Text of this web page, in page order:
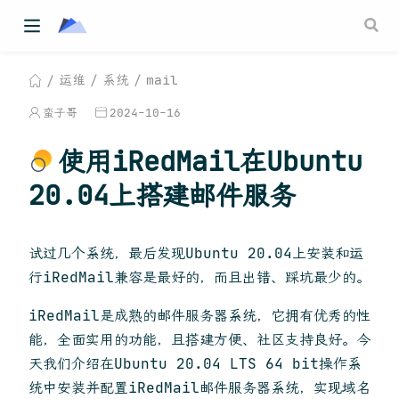
运维 系统 mail
蛮子哥 2024-10-16
使用iRedMail在Ubuntu
20.04上搭建邮件服务
试过几个系统，最后发现Ubuntu 20.04上安装和运
行iRedMail兼容是最好的，而且出错、踩坑最少的。
iRedMail是成熟的邮件服务器系统，它拥有优秀的性
能，全面实用的功能，且搭建方便、社区支持良好。今
天我们介绍在Ubuntu 20.04 LTS 64 bit操作系
统中安装并配置iRedMail邮件服务器系统，实现域名